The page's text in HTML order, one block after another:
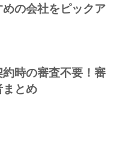
の会社をピックア
約時の審査不要！審
まとめ